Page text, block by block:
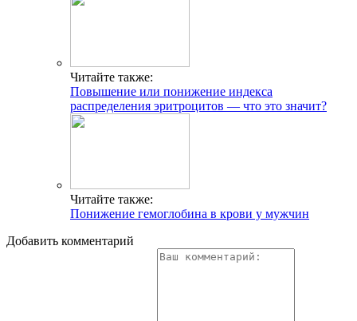
Читайте также:
Повышение или понижение индекса
распределения эритроцитов — что это значит?
Читайте также:
Понижение гемоглобина в крови у мужчин
Добавить комментарий